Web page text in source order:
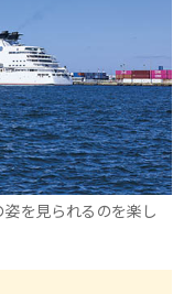
を見られるのを楽し